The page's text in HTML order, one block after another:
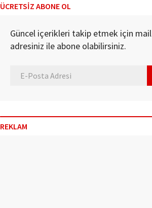
ÜCRETSİZ ABONE OL
Güncel içerikleri takip etmek için mail
adresiniz ile abone olabilirsiniz.
REKLAM